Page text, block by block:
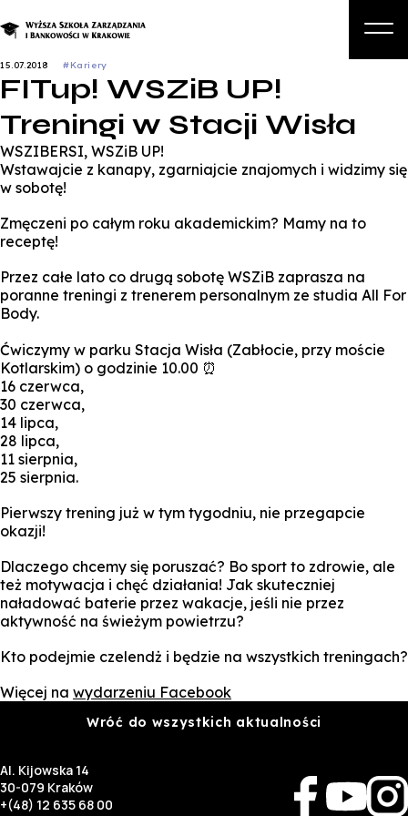
Studia podyplomowe i kursy
Biznes
15.07.2018 #Kariery
FITup! WSZiB UP!
Treningi w Stacji Wisła
WSZIBERSI, WSZiB UP!
Wstawajcie z kanapy, zgarniajcie znajomych i widzimy się
w sobotę!
Zmęczeni po całym roku akademickim? Mamy na to
receptę!
Przez całe lato co drugą sobotę WSZiB zaprasza na
poranne treningi z trenerem personalnym ze studia All For
Body.
Ćwiczymy w parku Stacja Wisła (Zabłocie, przy moście
Kotlarskim) o godzinie 10.00 ⏰
16 czerwca,
30 czerwca,
14 lipca,
28 lipca,
11 sierpnia,
25 sierpnia.
Pierwszy trening już w tym tygodniu, nie przegapcie
okazji!
Dlaczego chcemy się poruszać? Bo sport to zdrowie, ale
też motywacja i chęć działania! Jak skuteczniej
naładować baterie przez wakacje, jeśli nie przez
aktywność na świeżym powietrzu?
Kto podejmie czelendż i będzie na wszystkich treningach?
Więcej na wydarzeniu Facebook
Wróć do wszystkich aktualności
Al. Kijowska 14
30-079 Kraków
+(48) 12 635 68 00